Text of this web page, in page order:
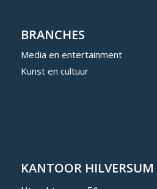
BRANCHES
Media en entertainment
Kunst en cultuur
KANTOOR HILVERSUM